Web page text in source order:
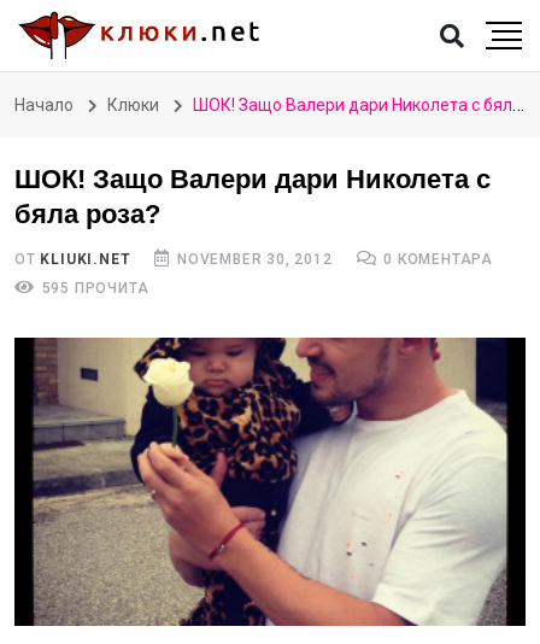
Начало Клюки ШОК! Защо Валери дари Николета с бяла роза?
ШОК! Защо Валери дари Николета с
бяла роза?
ОТ KLIUKI.NET NOVEMBER 30, 2012
0 КОМЕНТАРА
595 ПРОЧИТА